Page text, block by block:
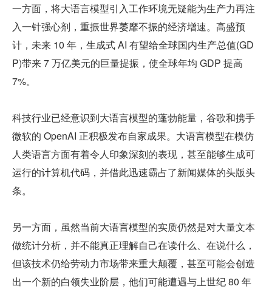
一方面，将大语言模型引入工作环境无疑能为生产力再注
入一针强心剂，重振世界萎靡不振的经济增速。高盛预
计，未来 10 年，生成式 AI 有望给全球国内生产总值(GD
P)带来 7 万亿美元的巨量提振，使全球年均 GDP 提高
7%。
科技行业已经意识到大语言模型的蓬勃能量，谷歌和携手
微软的 OpenAI 正积极发布自家成果。大语言模型在模仿
人类语言方面有着令人印象深刻的表现，甚至能够生成可
运行的计算机代码，并借此迅速霸占了新闻媒体的头版头
条。
另一方面，虽然当前大语言模型的实质仍然是对大量文本
做统计分析，并不能真正理解自己在读什么、在说什么，
但该技术仍给劳动力市场带来重大颠覆，甚至可能会创造
出一个新的白领失业阶层，他们可能遭遇与上世纪 80 年